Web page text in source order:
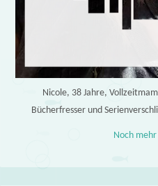
Nicole, 38 Jahre,
Bücherfresser und
Noch